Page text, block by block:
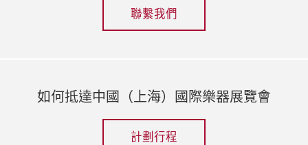
聯繫我們
如何抵達中國（上海）國際樂器展覽會
計劃行程